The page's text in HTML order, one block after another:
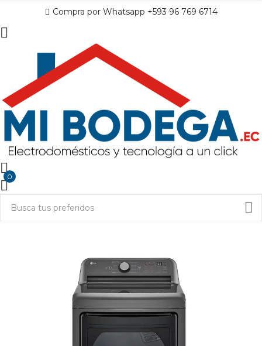
Compra por Whatsapp +593 96 769 6714
0